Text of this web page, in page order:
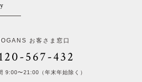
お客さま窓口
567-432
9:00〜21:00（年末年始除く）